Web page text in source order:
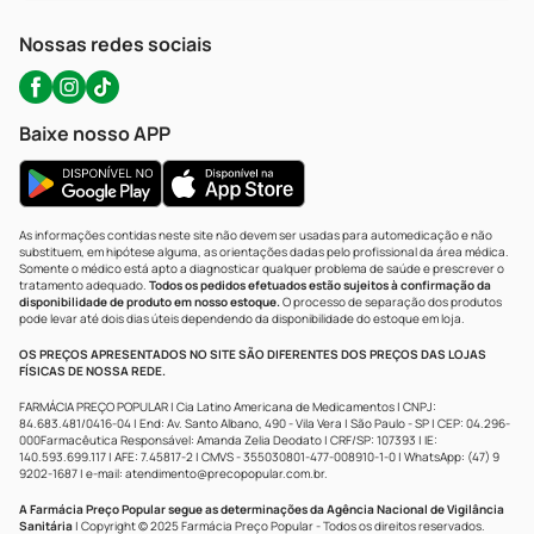
WhatsApp (47) 9202-1687
Nossas redes sociais
Baixe nosso APP
As informações contidas neste site não devem ser usadas para automedicação e não
substituem, em hipótese alguma, as orientações dadas pelo profissional da área médica.
Somente o médico está apto a diagnosticar qualquer problema de saúde e prescrever o
tratamento adequado. Todos os pedidos efetuados estão sujeitos à confirmação da
disponibilidade de produto em nosso estoque.O processo de separação dos produtos
pode levar até dois dias úteis dependendo da disponibilidade do estoque em loja.
OS PREÇOS APRESENTADOS NO SITE SÃO DIFERENTES DOS PREÇOS DAS LOJAS
FÍSICAS DE NOSSA REDE.
FARMÁCIA PREÇO POPULAR | Cia Latino Americana de Medicamentos | CNPJ:
84.683.481/0416-04 | End: Av. Santo Albano, 490 - Vila Vera | São Paulo - SP | CEP: 04.296-
000Farmacêutica Responsável: Amanda Zelia Deodato | CRF/SP: 107393 | IE:
140.593.699.117 | AFE: 7.45817-2 | CMVS - 355030801-477-008910-1-0 | WhatsApp: (47) 9
9202-1687 | e-mail: atendimento@precopopular.com.br.
A Farmácia Preço Popular segue as determinações da Agência Nacional de Vigilância
Sanitária | Copyright © 2025 Farmácia Preço Popular - Todos os direitos reservados.